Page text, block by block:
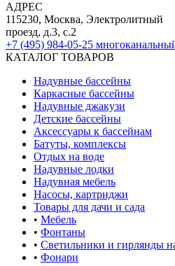
АДРЕС
115230, Москва, Электролитный
проезд, д.3, с.2
+7 (495) 984-05-25
КАТАЛОГ ТОВАРОВ
Надувные бассейны
Каркасные бассейны
Надувные джакузи
Детские бассейны
Аксессуары к бассейнам
Батуты, комплексы
Отдых на воде
Надувные лодки
Надувная мебель
Насосы, картриджи
Товары для дачи и сада
• Мебель
• Фонтаны
• Светильники и гирлянды
• Фонари